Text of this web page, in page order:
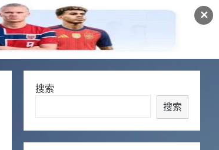
✕
搜索
搜索